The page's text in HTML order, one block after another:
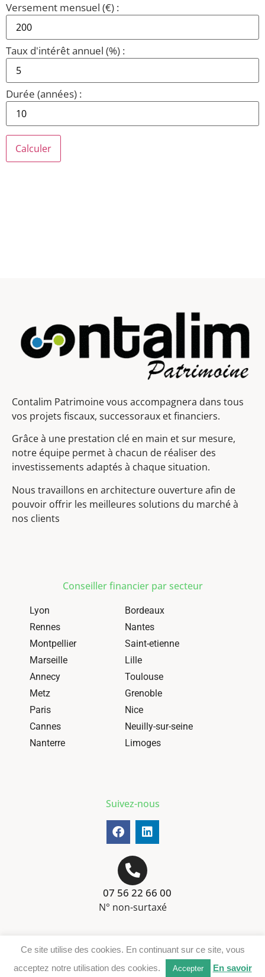
Versement mensuel (€) :
Taux d'intérêt annuel (%) :
Durée (années) :
Calculer
Contalim Patrimoine vous accompagnera dans tous
vos projets fiscaux, successoraux et financiers.
Grâce à une prestation clé en main et sur mesure,
notre équipe permet à chacun de réaliser des
investissements adaptés à chaque situation.
Nous travaillons en architecture ouverture afin de
pouvoir offrir les meilleures solutions du marché à
nos clients
Conseiller financier par secteur
Lyon
Bordeaux
Rennes
Nantes
Montpellier
Saint-etienne
Marseille
Lille
Annecy
Toulouse
Metz
Grenoble
Paris
Nice
Cannes
Neuilly-sur-seine
Nanterre
Limoges
Suivez-nous
07 56 22 66 00
N° non-surtaxé
Téléchargement DER
Ce site utilise des cookies. En continuant sur ce site, vous
acceptez notre utilisation des cookies.
Accepter En savoir